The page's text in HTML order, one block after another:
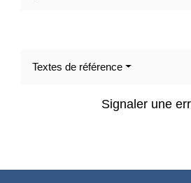
Textes de référence
Signaler une